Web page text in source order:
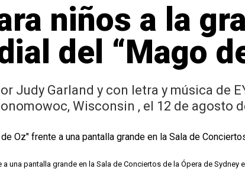
niños a la
del “Mago
Judy Garland y con letra y música de
Wisconsin , el 12 de agosto
una pantalla grande en la Sala de Conciertos de la Ópera de Sydney